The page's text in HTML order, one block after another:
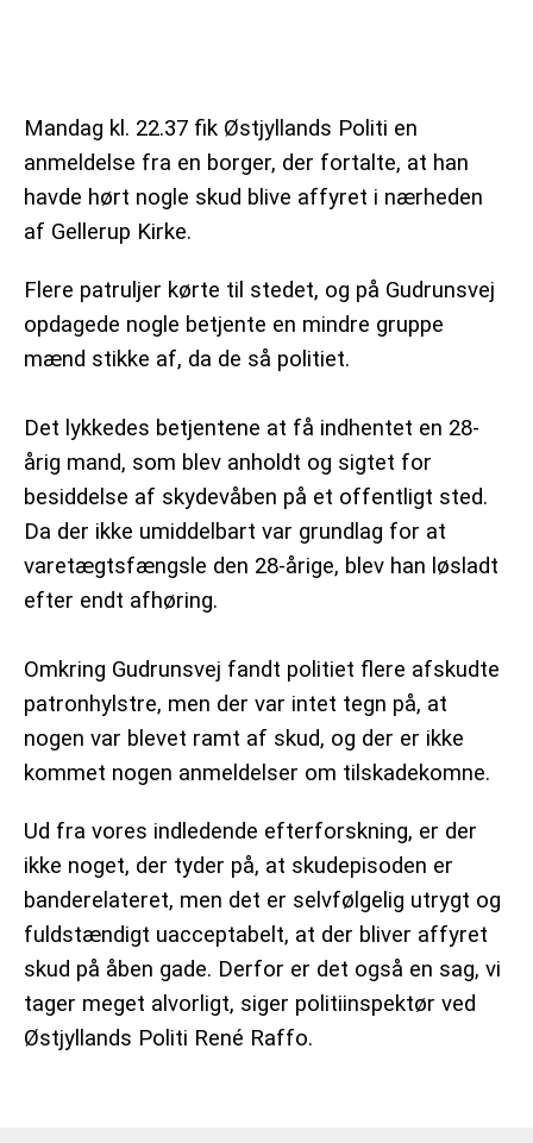
Mandag kl. 22.37 fik Østjyllands Politi en
anmeldelse fra en borger, der fortalte, at han
havde hørt nogle skud blive affyret i nærheden
af Gellerup Kirke.
Flere patruljer kørte til stedet, og på Gudrunsvej
opdagede nogle betjente en mindre gruppe
mænd stikke af, da de så politiet.
Det lykkedes betjentene at få indhentet en 28-
årig mand, som blev anholdt og sigtet for
besiddelse af skydevåben på et offentligt sted.
Da der ikke umiddelbart var grundlag for at
varetægtsfængsle den 28-årige, blev han løsladt
efter endt afhøring.
Omkring Gudrunsvej fandt politiet flere afskudte
patronhylstre, men der var intet tegn på, at
nogen var blevet ramt af skud, og der er ikke
kommet nogen anmeldelser om tilskadekomne.
Ud fra vores indledende efterforskning, er der
ikke noget, der tyder på, at skudepisoden er
banderelateret, men det er selvfølgelig utrygt og
fuldstændigt uacceptabelt, at der bliver affyret
skud på åben gade. Derfor er det også en sag, vi
tager meget alvorligt, siger politiinspektør ved
Østjyllands Politi René Raffo.